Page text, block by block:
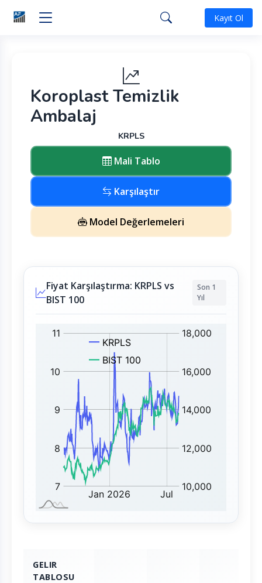
Kayıt Ol
Koroplast Temizlik
Ambalaj
KRPLS
Mali Tablo
Karşılaştır
Model Değerlemeleri
Fiyat Karşılaştırma: KRPLS vs
BIST 100
Son 1
Yıl
GELIR
TABLOSU